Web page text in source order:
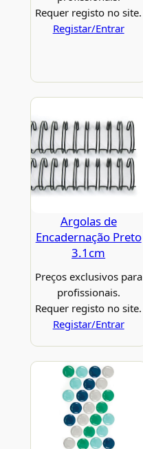
Requer registo no site.
Registar/Entrar
Argolas de
Encadernação Preto
3.1cm
Preços exclusivos para
profissionais.
Requer registo no site.
Registar/Entrar